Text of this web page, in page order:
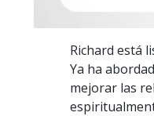
Richard está
Ya ha
mejorar las